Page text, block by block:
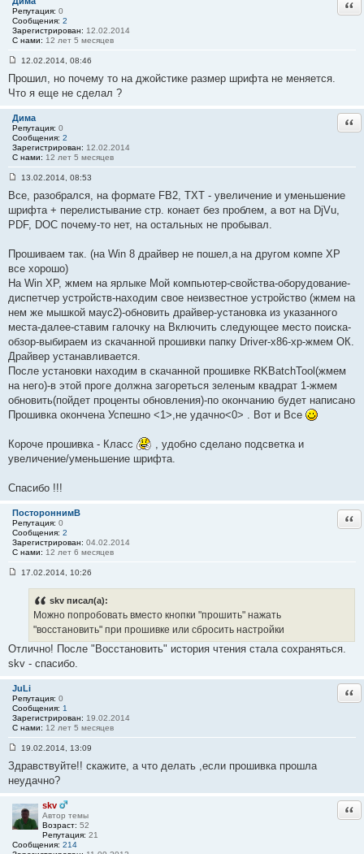
е
#
2
7
Репутация: 0
Сообщения: 2
Зарегистрирован: 12.02.2014
С нами: 12 лет 5 месяцев
о
б
е
н
и
е
#
2
12.02.2014, 08:46
Прошил, но почему то на джойстике размер шрифта не меняется.
Что я еще не сделал ?
Дима
Репутация: 0
Сообщения: 2
Зарегистрирован: 12.02.2014
С нами: 12 лет 5 месяцев
о
б
щ
и
#
2
13.02.2014, 08:53
Все, разобрался, на формате FB2, TXT - увеличение и уменьшение
шрифта + перелистывание стр. конает без проблем, а вот на DjVu,
PDF, DOC почему-то нет, на остальных не пробывал.
Прошиваем так. (на Win 8 драйвер не пошел,а на другом компе XP
все хорошо)
На Win XP, жмем на ярлыке Мой компьютер-свойства-оборудование-
диспетчер устройств-находим свое неизвестное устройство (жмем на
нем же мышкой маус2)-обновить драйвер-установка из указанного
места-далее-ставим галочку на Включить следующее место поиска-
обзор-выбираем из скачанной прошивки папку Driver-x86-xp-жмем ОК.
Драйвер устанавливается.
После установки находим в скачанной прошивке RKBatchTool(жмем
на него)-в этой проге должна загореться зеленым квадрат 1-жмем
обновить(пойдет проценты обновления)-по окончанию будет написано
Прошивка окончена Успешно <1>,не удачно<0> . Вот и Все
Короче прошивка - Класс
, удобно сделано подсветка и
увеличение/уменьшение шрифта.
Спасибо !!!
ПостороннимВ
Репутация: 0
Сообщения: 2
Зарегистрирован: 04.02.2014
С нами: 12 лет 6 месяцев
и
#
0
17.02.2014, 10:26
skv писал(а):
Можно попробовать вместо кнопки "прошить" нажать
"восстановить" при прошивке или сбросить настройки
Отлично! После "Восстановить" история чтения стала сохраняться.
skv - спасибо.
JuLi
Репутация: 0
Сообщения: 1
Зарегистрирован: 19.02.2014
С нами: 12 лет 5 месяцев
о
о
б
щ
е
н
и
#
19.02.2014, 13:09
Здравствуйте!! скажите, а что делать ,если прошивка прошла
неудачно?
skv
Автор темы
Возраст: 52
Репутация: 21
Сообщения: 214